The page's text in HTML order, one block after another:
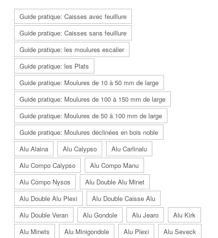
Guide pratique: Caisses avec feuillure
Guide pratique: Caisses sans feuillure
Guide pratique: les moulures escalier
Guide pratique: les Plats
Guide pratique: Moulures de 10 à 50 mm de large
Guide pratique: Moulures de 100 à 150 mm de large
Guide pratique: Moulures de 50 à 100 mm de large
Guide pratique: Moulures déclinées en bois noble
Alu Alaina
Alu Calypso
Alu Carlinalu
Alu Compo Calypso
Alu Compo Manu
Alu Compo Nysos
Alu Double Alu Minet
Alu Double Alu Plexi
Alu Double Caisse Alu
Alu Double Veran
Alu Gondole Alu Jearo
Alu Kirk
Alu Minets
Alu Minigondole Alu Plexi
Alu Seveck